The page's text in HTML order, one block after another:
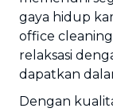
gaya hidup
office
relaksasi
dapatkan
Dengan